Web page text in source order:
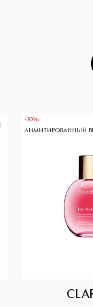
-30%
ЛИМИТИРОВАННЫЙ